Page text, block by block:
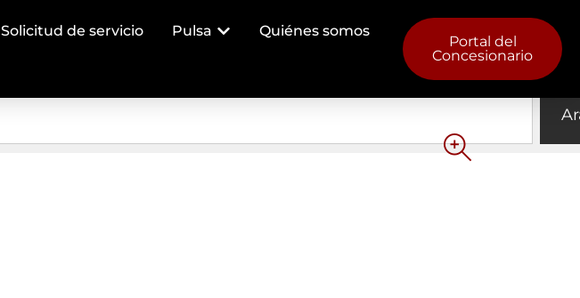
Solicitud de servicio Pulsa Quiénes somos
Portal del
Concesionario